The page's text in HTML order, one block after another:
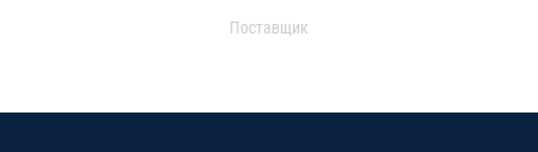
Поставщик